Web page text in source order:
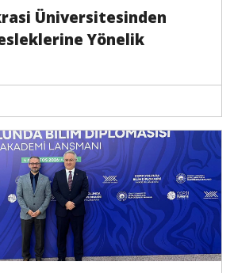
Üniversitesinden
Yönelik